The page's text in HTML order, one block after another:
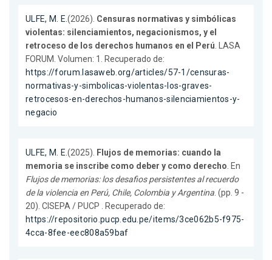
ULFE, M. E.(2026). Censuras normativas y simbólicas
violentas: silenciamientos, negacionismos, y el
retroceso de los derechos humanos en el Perú . LASA
FORUM. Volumen: 1. Recuperado de:
https://forum.lasaweb.org/articles/57-1/censuras-
normativas-y-simbolicas-violentas-los-graves-
retrocesos-en-derechos-humanos-silenciamientos-y-
negacio
ULFE, M. E.(2025).
Flujos de memorias: cuando la
memoria se inscribe como deber y como derecho . En
Flujos de memorias: los desafios persistentes al recuerdo
de la violencia en Perú, Chile, Colombia y Argentina . (pp. 9 -
20). CISEPA / PUCP . Recuperado de:
https://repositorio.pucp.edu.pe/items/3ce062b5-f975-
4cca-8fee-eec808a59baf